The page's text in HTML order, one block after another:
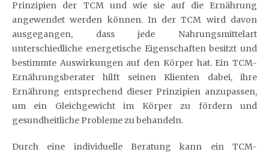
Prinzipien der TCM und wie sie auf die Ernährung
angewendet werden können. In der TCM wird davon
ausgegangen, dass jede Nahrungsmittelart
unterschiedliche energetische Eigenschaften besitzt und
bestimmte Auswirkungen auf den Körper hat. Ein TCM-
Ernährungsberater hilft seinen Klienten dabei, ihre
Ernährung entsprechend dieser Prinzipien anzupassen,
um ein Gleichgewicht im Körper zu fördern und
gesundheitliche Probleme zu behandeln.
Durch eine individuelle Beratung kann ein TCM-